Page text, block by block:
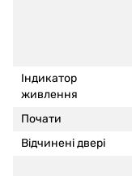
Індикатор
живлення
Почати
Відчинені двері